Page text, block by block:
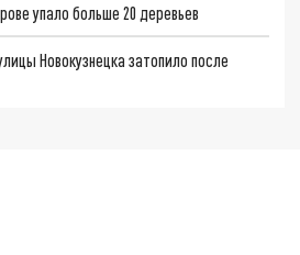
упало больше 20 деревьев
Новокузнецка затопило после